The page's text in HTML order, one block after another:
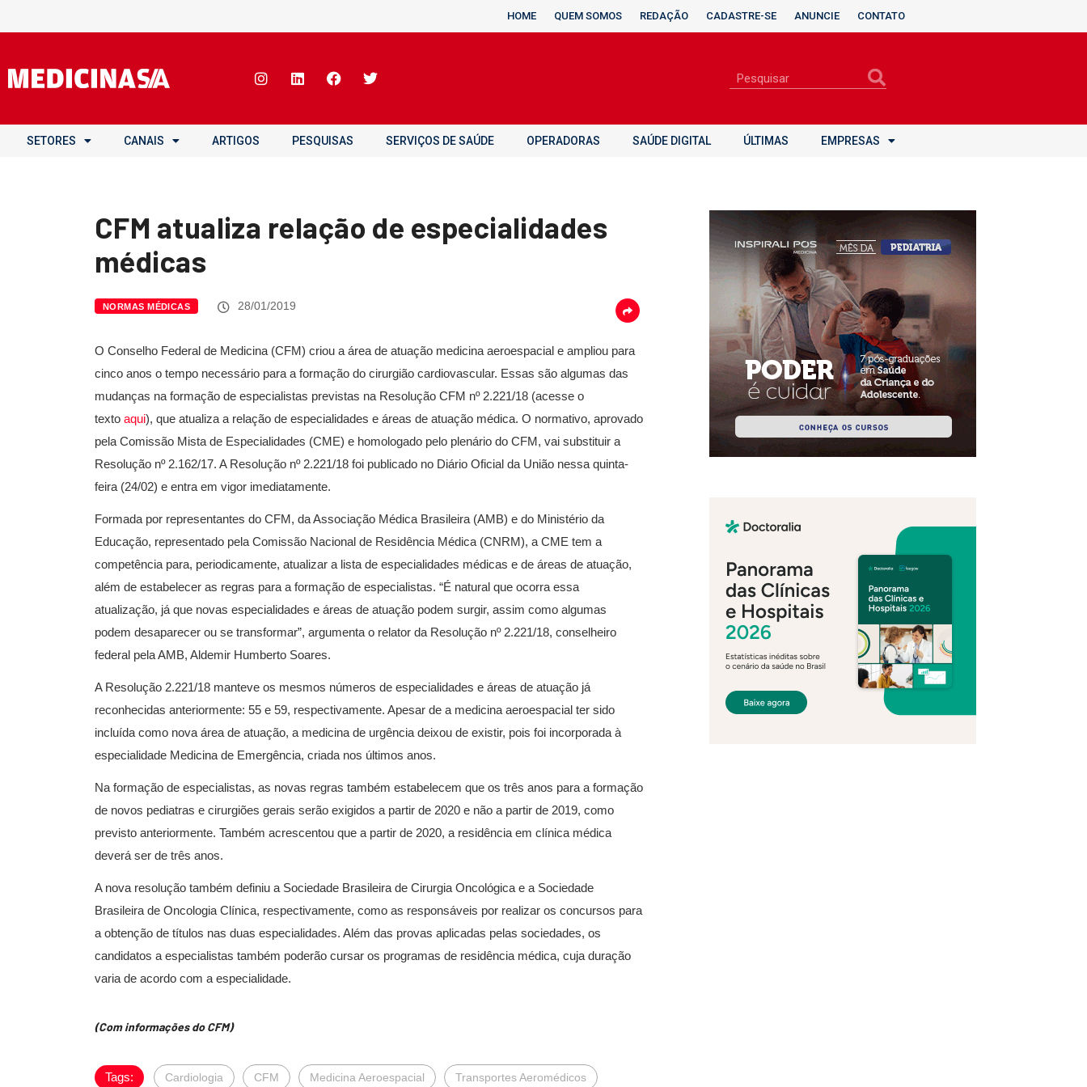
HOME QUEM SOMOS REDAÇÃO CADASTRE-SE ANUNCIE CONTATO
SETORES CANAIS ARTIGOS PESQUISAS SERVIÇOS DE SAÚDE OPERADORAS SAÚDE DIGITAL ÚLTIMAS EMPRESAS
CFM atualiza relação de especialidades
médicas
NORMAS MÉDICAS 28/01/2019
O Conselho Federal de Medicina (CFM) criou a área de atuação medicina aeroespacial e ampliou para
cinco anos o tempo necessário para a formação do cirurgião cardiovascular. Essas são algumas das
mudanças na formação de especialistas previstas na Resolução CFM nº 2.221/18 (acesse o
texto aqui), que atualiza a relação de especialidades e áreas de atuação médica. O normativo, aprovado
pela Comissão Mista de Especialidades (CME) e homologado pelo plenário do CFM, vai substituir a
Resolução nº 2.162/17. A Resolução nº 2.221/18 foi publicado no Diário Oficial da União nessa quinta-
feira (24/02) e entra em vigor imediatamente.
Formada por representantes do CFM, da Associação Médica Brasileira (AMB) e do Ministério da
Educação, representado pela Comissão Nacional de Residência Médica (CNRM), a CME tem a
competência para, periodicamente, atualizar a lista de especialidades médicas e de áreas de atuação,
além de estabelecer as regras para a formação de especialistas. “É natural que ocorra essa
atualização, já que novas especialidades e áreas de atuação podem surgir, assim como algumas
podem desaparecer ou se transformar”, argumenta o relator da Resolução nº 2.221/18, conselheiro
federal pela AMB, Aldemir Humberto Soares.
A Resolução 2.221/18 manteve os mesmos números de especialidades e áreas de atuação já
reconhecidas anteriormente: 55 e 59, respectivamente. Apesar de a medicina aeroespacial ter sido
incluída como nova área de atuação, a medicina de urgência deixou de existir, pois foi incorporada à
especialidade Medicina de Emergência, criada nos últimos anos.
Na formação de especialistas, as novas regras também estabelecem que os três anos para a formação
de novos pediatras e cirurgiões gerais serão exigidos a partir de 2020 e não a partir de 2019, como
previsto anteriormente. Também acrescentou que a partir de 2020, a residência em clínica médica
deverá ser de três anos.
A nova resolução também definiu a Sociedade Brasileira de Cirurgia Oncológica e a Sociedade
Brasileira de Oncologia Clínica, respectivamente, como as responsáveis por realizar os concursos para
a obtenção de títulos nas duas especialidades. Além das provas aplicadas pelas sociedades, os
candidatos a especialistas também poderão cursar os programas de residência médica, cuja duração
varia de acordo com a especialidade.
(Com informações do CFM)
Tags: Cardiologia CFM Medicina Aeroespacial Transportes Aeromédicos